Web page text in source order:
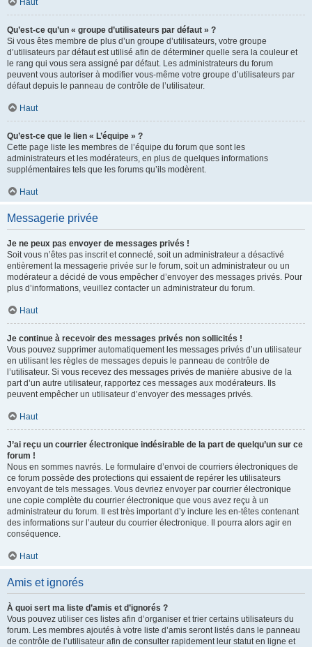
Haut
Qu’est-ce qu’un « groupe d’utilisateurs par défaut » ?
Si vous êtes membre de plus d’un groupe d’utilisateurs, votre groupe
d’utilisateurs par défaut est utilisé afin de déterminer quelle sera la couleur et
le rang qui vous sera assigné par défaut. Les administrateurs du forum
peuvent vous autoriser à modifier vous-même votre groupe d’utilisateurs par
défaut depuis le panneau de contrôle de l’utilisateur.
Haut
Qu’est-ce que le lien « L’équipe » ?
Cette page liste les membres de l’équipe du forum que sont les
administrateurs et les modérateurs, en plus de quelques informations
supplémentaires tels que les forums qu’ils modèrent.
Haut
Messagerie privée
Je ne peux pas envoyer de messages privés !
Soit vous n’êtes pas inscrit et connecté, soit un administrateur a désactivé
entièrement la messagerie privée sur le forum, soit un administrateur ou un
modérateur a décidé de vous empêcher d’envoyer des messages privés. Pour
plus d’informations, veuillez contacter un administrateur du forum.
Haut
Je continue à recevoir des messages privés non sollicités !
Vous pouvez supprimer automatiquement les messages privés d’un utilisateur
en utilisant les règles de messages depuis le panneau de contrôle de
l’utilisateur. Si vous recevez des messages privés de manière abusive de la
part d’un autre utilisateur, rapportez ces messages aux modérateurs. Ils
peuvent empêcher un utilisateur d’envoyer des messages privés.
Haut
J’ai reçu un courrier électronique indésirable de la part de quelqu’un sur ce
forum !
Nous en sommes navrés. Le formulaire d’envoi de courriers électroniques de
ce forum possède des protections qui essaient de repérer les utilisateurs
envoyant de tels messages. Vous devriez envoyer par courrier électronique
une copie complète du courrier électronique que vous avez reçu à un
administrateur du forum. Il est très important d’y inclure les en-têtes contenant
des informations sur l’auteur du courrier électronique. Il pourra alors agir en
conséquence.
Haut
Amis et ignorés
À quoi sert ma liste d’amis et d’ignorés ?
Vous pouvez utiliser ces listes afin d’organiser et trier certains utilisateurs du
forum. Les membres ajoutés à votre liste d’amis seront listés dans le panneau
de contrôle de l’utilisateur afin de consulter rapidement leur statut en ligne et